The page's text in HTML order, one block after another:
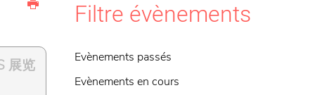
展览
Filtre évènements
Evènements passés
Evènements en cours